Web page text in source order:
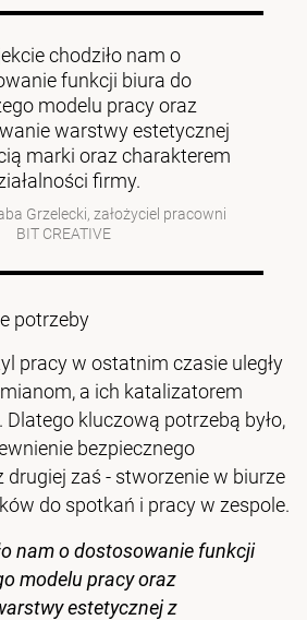
chodziło nam o
funkcji biura do
modelu pracy oraz
warstwy estetycznej
marki oraz charakterem
firmy.
Grzelecki, założyciel pracowni
BIT CREATIVE
potrzeby
pracy w ostatnim czasie uległy
a ich katalizatorem
Dlatego kluczową potrzebą było,
bezpiecznego
drugiej zaś - stworzenie w biurze
do spotkań i pracy w zespole.
nam o dostosowanie funkcji
modelu pracy oraz
estetycznej z